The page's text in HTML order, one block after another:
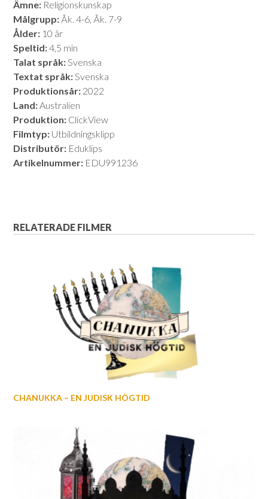
Ämne: Religionskunskap
Målgrupp: Åk. 4-6, Åk. 7-9
Ålder: 10 år
Speltid:4,5 min
Talat språk:Svenska
Textat språk:Svenska
Produktionsår: 2022
Land:Australien
Produktion: ClickView
Filmtyp: Utbildningsklipp
Distributör: Eduklips
Artikelnummer: EDU991236
RELATERADE FILMER
CHANUKKA – EN JUDISK HÖGTID